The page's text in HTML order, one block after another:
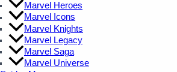
Marvel Heroes
Marvel Icons
Marvel Knights
Marvel Legacy
Marvel Saga
Marvel Universe